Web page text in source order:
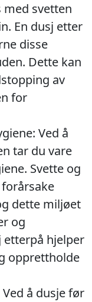
med svetten
En dusj etter
disse
Dette kan
av
for
Ved å
tar du vare
Svette og
dette miljøet
og
etterpå hjelper
opprettholde
å dusje før